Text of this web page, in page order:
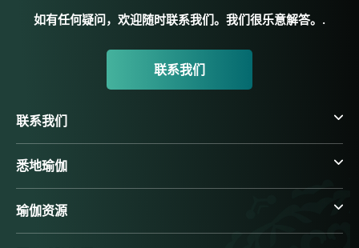
如有任何疑问，欢迎随时联系我们。我们很乐意解答。.
联系我们
联系我们
悉地瑜伽
瑜伽资源